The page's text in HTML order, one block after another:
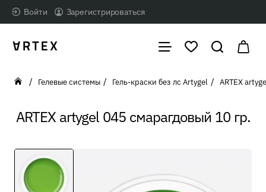
Войти Зарегистрироваться
ARTEX artygel 045 смарагдовый 10 гр.
home
Гелевые системы Гель-краски без лс Artygel ARTEX